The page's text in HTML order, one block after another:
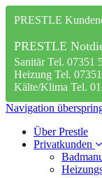
PRESTLE
PRESTLE
Sanitär Tel. 07351
Heizung Tel.
Kälte/Klima Tel.
Navigation
Über Prestle
Privatkunden